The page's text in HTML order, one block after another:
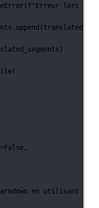
(f"Erreur lors de
(
=False,
en utilisant les